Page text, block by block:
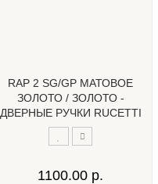
RAP 2 SG/GP МАТОВОЕ
ЗОЛОТО / ЗОЛОТО -
ДВЕРНЫЕ РУЧКИ RUCETTI
1100.00 р.